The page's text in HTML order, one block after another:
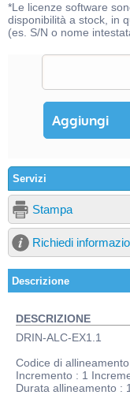
*Le licenze software
disponibilità a stock, in
(es. S/N o nome
Servizi
Stampa
Richiedi
Descrizione
DESCRIZIONE
DRIN-ALC-EX1.1
Codice di
Incremento : 1
Durata allineamento :